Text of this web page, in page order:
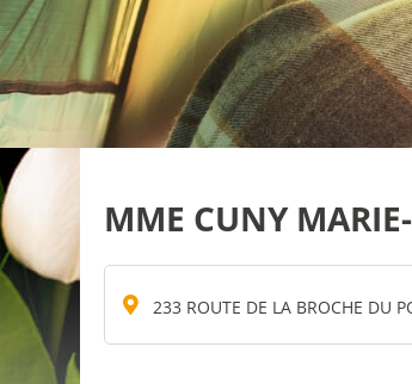
MME CUNY
233 ROUTE DE LA BROCHE DU